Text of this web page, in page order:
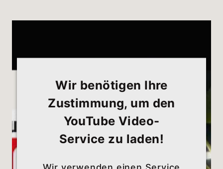
Wir benötigen Ihre
Zustimmung, um den
YouTube Video-
Service zu laden!